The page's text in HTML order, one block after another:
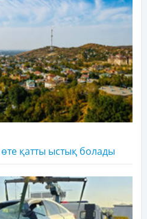
өте қатты ыстық болады